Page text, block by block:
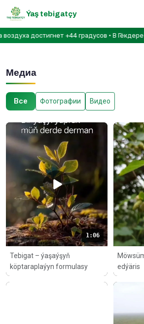
Ýaş tebigatçy
достигнет +44 градусов • В Гёкдере
Медиа
Все Фотографии Видео
1:06
Tebigat – ýaşaýşyň
köptaraplaýyn formulasy
edýäris